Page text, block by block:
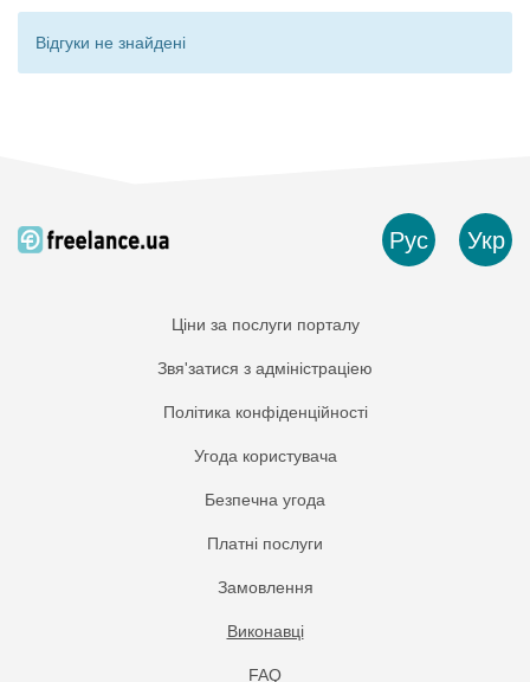
Відгуки не знайдені
Рус Укр
Ціни за послуги порталу
Звя'затися з адміністраціею
Політика конфіденційності
Угода користувача
Безпечна угода
Платнi послуги
Замовлення
Виконавці
FAQ